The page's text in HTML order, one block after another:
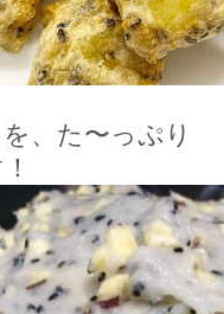
、た〜っぷり